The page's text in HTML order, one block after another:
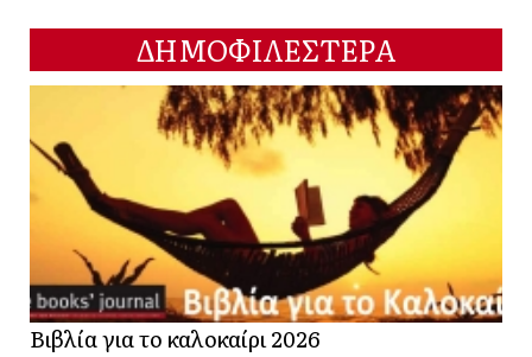
ΔΗΜΟΦΙΛΕΣΤΕΡΑ
Βιβλία για το καλοκαίρι 2026